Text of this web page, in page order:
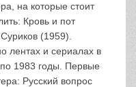
на которые стоит
Кровь и пот
(1959).
лентах и сериалах в
по 1983 годы. Первые
Русский вопрос